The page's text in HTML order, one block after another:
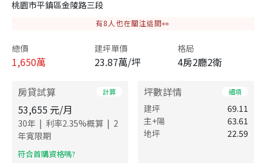
桃園市平鎮區金陵路三段
有8 人也在關注這間👀
總價
1,650萬
建坪單價
23.87萬/坪
格局
4房2廳2衛
房貸試算 計算
53,655 元/月
30年 | 利率2.35%概算 | 2
年寬限期
​符合首購資格嗎?
坪數詳情 細項
建坪
69.11
主+陽
63.61
地坪
22.59